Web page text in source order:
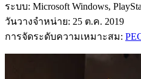
ระบบ: Microsoft Windows,
วันวางจำหน่าย: 25 ต.ค. 2019
การจัดระดับความเหมาะสม: